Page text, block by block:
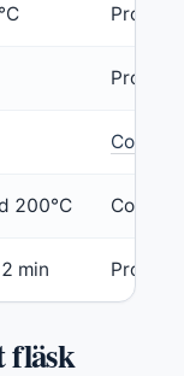
Cosori
200°C Cosori
min
fläsk